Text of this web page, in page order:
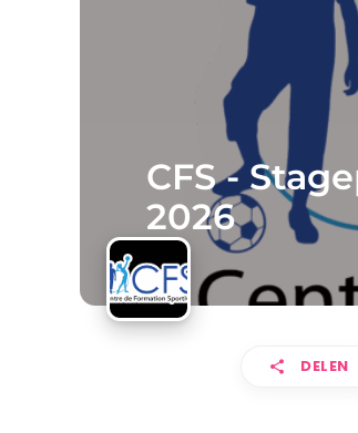
CFS -
2026
DELEN